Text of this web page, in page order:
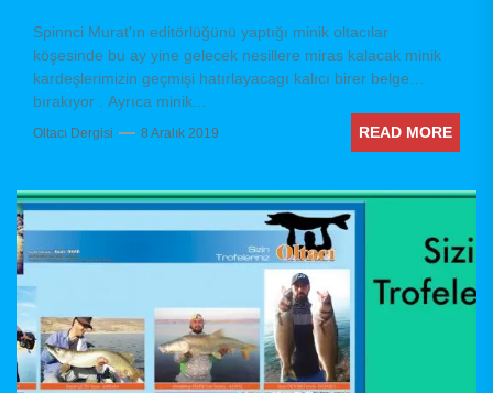
Spinnci Murat'ın editörlüğünü yaptığı minik oltacılar
köşesinde bu ay yine gelecek nesillere miras kalacak minik
kardeşlerimizin geçmişi hatırlayacagı kalıcı birer belge
bırakıyor . Ayrıca minik...
Oltacı Dergisi 8 Aralık 2019 READ MORE